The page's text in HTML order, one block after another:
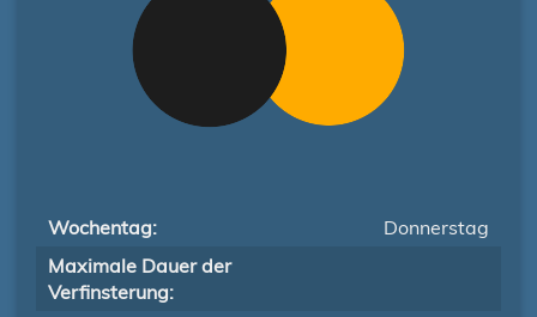
Wochentag:
Donnerstag
Maximale Dauer der
Verfinsterung: